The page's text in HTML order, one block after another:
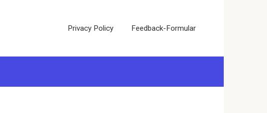
Privacy Policy Feedback-Formular